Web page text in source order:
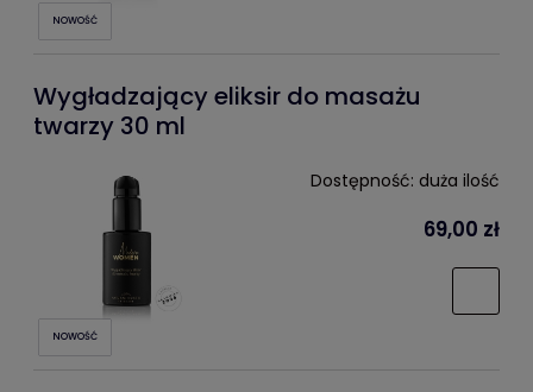
NOWOŚĆ
Wygładzający eliksir do masażu
twarzy 30 ml
Dostępność: duża ilość
69,00 zł
NOWOŚĆ